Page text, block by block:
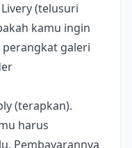
(telusuri
kamu ingin
galeri
(terapkan).
harus
Pembayarannya